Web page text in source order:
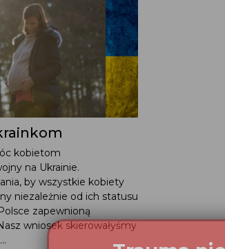
kobietom
na Ukrainie.
by wszystkie kobiety
niezależnie od ich statusu
zapewnioną
wniosek skierowałyśmy